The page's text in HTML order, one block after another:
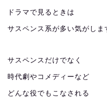
ドラマで見るときは
サスペンス系が多い気がし
サスペンスだけでなく
時代劇やコメディーなど
どんな役でもこなされる